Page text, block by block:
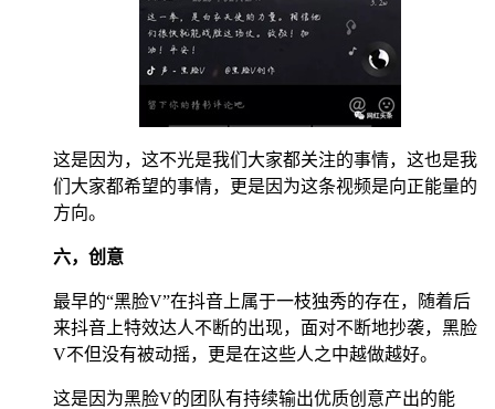
这是因为，这不光是我们大家都关注的事情，这也是我
们大家都希望的事情，更是因为这条视频是向正能量的
方向。
六，创意
最早的“黑脸V”在抖音上属于一枝独秀的存在，随着后
来抖音上特效达人不断的出现，面对不断地抄袭，黑脸
V不但没有被动摇，更是在这些人之中越做越好。
这是因为黑脸V的团队有持续输出优质创意产出的能